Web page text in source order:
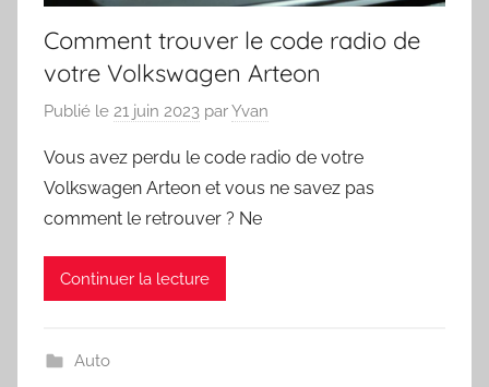
Comment trouver le code radio de
votre Volkswagen Arteon
Publié le 21 juin 2023 parYvan
Vous avez perdu le code radio de votre
Volkswagen Arteon et vous ne savez pas
comment le retrouver ? Ne
Continuer la lecture
Auto